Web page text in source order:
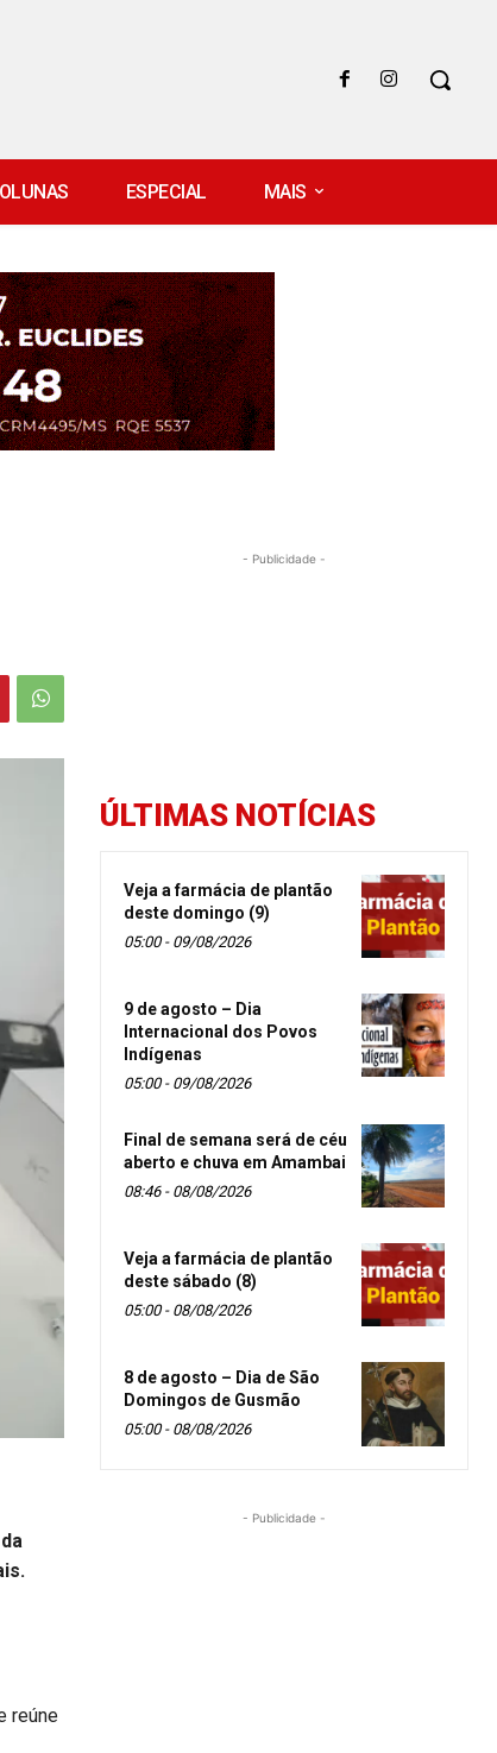
ESPECIAL MAIS
reúne
- Publicidade -
ÚLTIMAS NOTÍCIAS
Veja a farmácia de plantão
deste domingo (9)
05:00 - 09/08/2026
9 de agosto – Dia
Internacional dos Povos
Indígenas
05:00 - 09/08/2026
Final de semana será de céu
aberto e chuva em Amambai
08:46 - 08/08/2026
Veja a farmácia de plantão
deste sábado (8)
05:00 - 08/08/2026
8 de agosto – Dia de São
Domingos de Gusmão
05:00 - 08/08/2026
- Publicidade -